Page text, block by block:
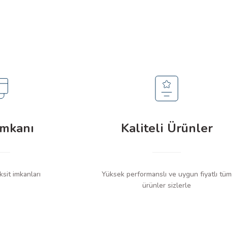
imkanları
Kaliteli Ürünler
Yüksek performanslı ve uygun fiyatlı tüm
ürünler sizlerle